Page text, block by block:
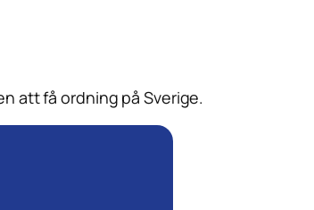
att få ordning på Sverige.